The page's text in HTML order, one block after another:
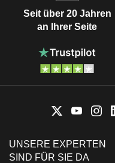
Seit über 20 Jahren
an Ihrer Seite
UNSERE EXPERTEN
SIND FÜR SIE DA